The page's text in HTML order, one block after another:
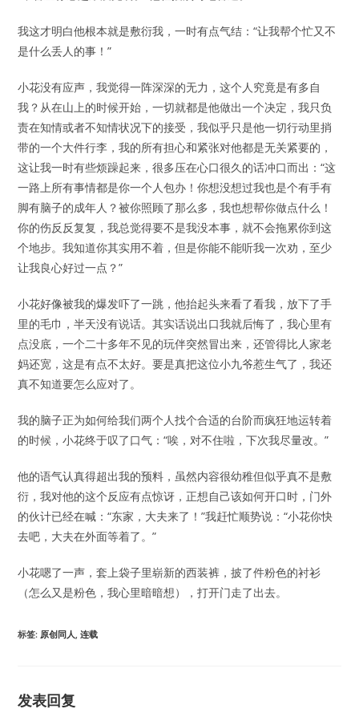
我这才明白他根本就是敷衍我，一时有点气结：“让我帮个忙又不
是什么丢人的事！”
小花没有应声，我觉得一阵深深的无力，这个人究竟是有多自
我？从在山上的时候开始，一切就都是他做出一个决定，我只负
责在知情或者不知情状况下的接受，我似乎只是他一切行动里捎
带的一个大件行李，我的所有担心和紧张对他都是无关紧要的，
这让我一时有些烦躁起来，很多压在心口很久的话冲口而出：“这
一路上所有事情都是你一个人包办！你想没想过我也是个有手有
脚有脑子的成年人？被你照顾了那么多，我也想帮你做点什么！
你的伤反反复复，我总觉得要不是我没本事，就不会拖累你到这
个地步。我知道你其实用不着，但是你能不能听我一次劝，至少
让我良心好过一点？”
小花好像被我的爆发吓了一跳，他抬起头来看了看我，放下了手
里的毛巾，半天没有说话。其实话说出口我就后悔了，我心里有
点没底，一个二十多年不见的玩伴突然冒出来，还管得比人家老
妈还宽，这是有点不太好。要是真把这位小九爷惹生气了，我还
真不知道要怎么应对了。
我的脑子正为如何给我们两个人找个合适的台阶而疯狂地运转着
的时候，小花终于叹了口气：“唉，对不住啦，下次我尽量改。”
他的语气认真得超出我的预料，虽然内容很幼稚但似乎真不是敷
衍，我对他的这个反应有点惊讶，正想自己该如何开口时，门外
的伙计已经在喊：“东家，大夫来了！”我赶忙顺势说：“小花你快
去吧，大夫在外面等着了。”
小花嗯了一声，套上袋子里崭新的西装裤，披了件粉色的衬衫
（怎么又是粉色，我心里暗暗想），打开门走了出去。
标签: 原创同人, 连载
发表回复